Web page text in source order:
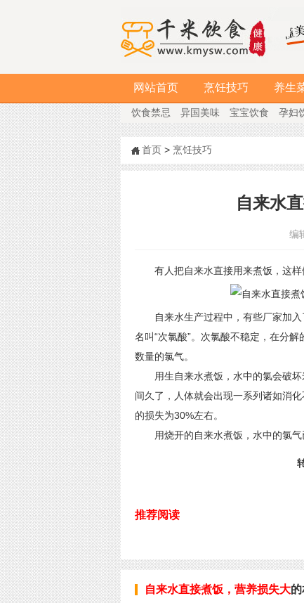
网站首页 烹饪技巧 养生
饮食禁忌 异国美味 宝宝饮食 孕妇
首页 > 烹饪技巧
自来水
编
有人把自来水直接用来煮饭，这样
自来水生产过程中，有些厂家加入
名叫“次氯酸”。次氯酸不稳定，在分
数量的氯气。
用生自来水煮饭，水中的氯会破坏
间久了，人体就会出现一系列诸如消
的损失为30%左右。
用烧开的自来水煮饭，水中的氯气
推荐阅读
自来水直接煮饭，营养损失大